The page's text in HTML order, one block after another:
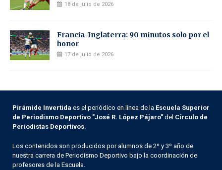
18 de julio de 2026
Francia-Inglaterra: 90 minutos solo por el
honor
17 de julio de 2026
Pirámide Invertida es el periódico en línea de la Escuela Superior
de Periodismo Deportivo "José R. López Pájaro" del Círculo de
Periodistas Deportivos
Los contenidos son producidos por alumnos de 2º y 3º año de
nuestra carrera de Periodismo Deportivo bajo la coordinación de
profesores de la Escuela.